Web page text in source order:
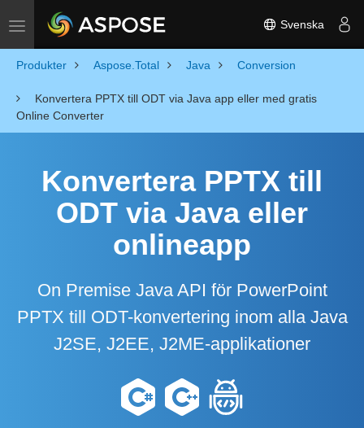
Toggle navigation Svenska
Produkter Aspose.Total Java Conversion
Konvertera PPTX till ODT via Java app eller med gratis
Online Converter
Konvertera PPTX till
ODT via Java eller
onlineapp
On Premise Java API för PowerPoint
PPTX till ODT-konvertering inom alla Java
J2SE, J2EE, J2ME-applikationer